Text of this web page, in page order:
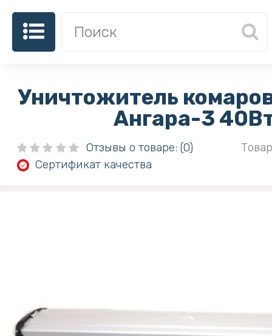
Уничтожитель
Ангара-3
Отзывы о товаре: (0)
Сертификат качества